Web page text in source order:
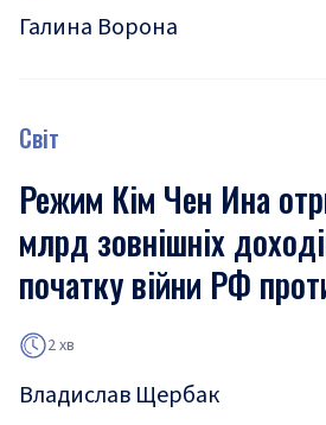
Галина Ворона
Світ
Режим Кім Чен Ина
млрд зовнішніх
початку війни РФ
2 хв
Владислав Щербак